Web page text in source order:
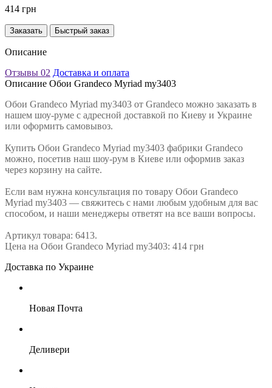
414 грн
Заказать Быстрый заказ
Описание
Отзывы 02 Доставка и оплата
Описание Обои Grandeco Myriad my3403
Обои Grandeco Myriad my3403 от Grandeco можно заказать в
нашем шоу-руме с адресной доставкой по Киеву и Украине
или оформить самовывоз.
Купить Обои Grandeco Myriad my3403 фабрики Grandeco
можно, посетив наш шоу-рум в Киеве или оформив заказ
через корзину на сайте.
Если вам нужна консультация по товару Обои Grandeco
Myriad my3403 — свяжитесь с нами любым удобным для вас
способом, и наши менеджеры ответят на все ваши вопросы.
Артикул товара: 6413.
Цена на Обои Grandeco Myriad my3403: 414 грн
Доставка по Украине
Новая Почта
Деливери